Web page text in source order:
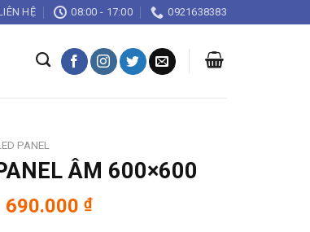
HỆ 08:00 - 17:00 0921638383
PANEL
ÂM 600×600
Giá
690.000 ₫Giá